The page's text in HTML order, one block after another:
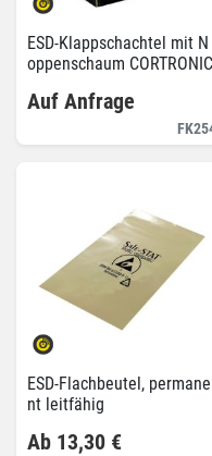
ESD-Klappschachtel mit N
oppenschaum CORTRONIC
Auf Anfrage
ESD-Flachbeutel, permane
nt leitfähig
Ab 13,30 €